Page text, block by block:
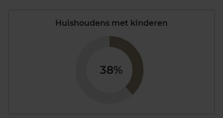
Huishoudens met kinderen
38%